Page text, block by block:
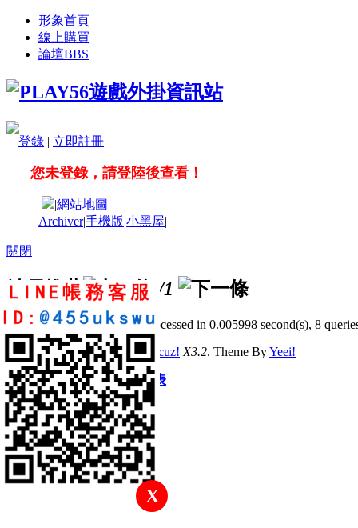
形象首頁
線上購買
論壇BBS
登錄 | 立即註冊
您未登錄，請登陸後查看！
X
|網站地圖
Archiver|手機版|小黑屋|
關閉
站長推薦 /1
GMT+8, 2026-8-9 13:37, Processed in 0.005998 second(s), 8
© 2001-2011 Powered byDiscuz! X3.2. Theme ByYeei!
快速回復 返回頂部 返回列表